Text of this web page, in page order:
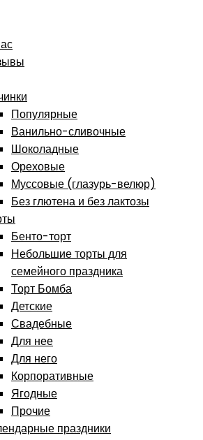
Популярные
Ванильно-сливочные
Шоколадные
Ореховые
Муссовые (глазурь-велюр)
Без глютена и без лактозы
Бенто-торт
Небольшие торты для
семейного праздника
Торт Бомба
Детские
Свадебные
Для нее
Для него
Корпоративные
Ягодные
Прочие
праздники